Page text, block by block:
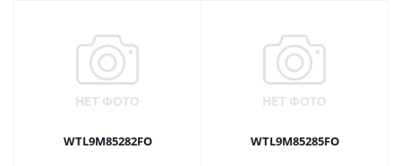
WTL9M85282FO WTL9M85285FO